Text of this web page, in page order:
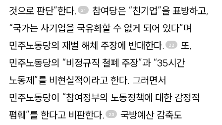
것으로 판단”한다.
21
참여당은 “친기업”을 표방하고,
“국가는 사기업을 국유화할 수 없게 되어 있다”며
민주노동당의 재벌 해체 주장에 반대한다.
22
또,
민주노동당의 “비정규직 철폐 주장”과 “35시간
노동제”를 비현실적이라고 한다. 그러면서
민주노동당이 “참여정부의 노동정책에 대한 감정적
폄훼”를 한다고 비판한다.
23
국방예산 감축도